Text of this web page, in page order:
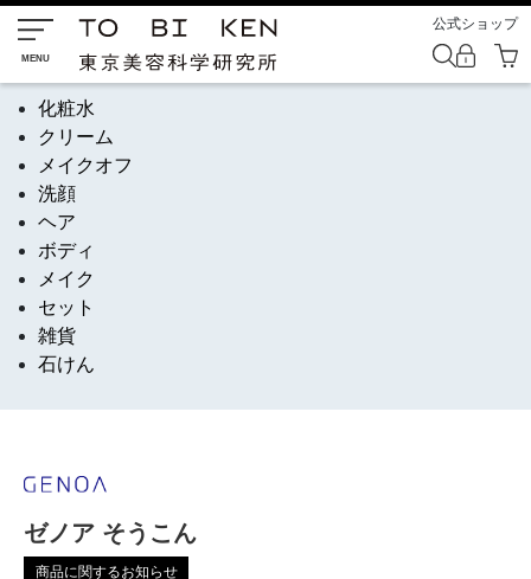
公式ショップ
化粧水
クリーム
メイクオフ
洗顔
ヘア
ボディ
メイク
セット
雑貨
石けん
ゼノア そうこん
商品に関するお知らせ